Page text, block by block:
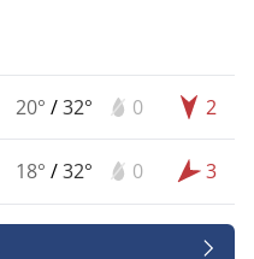
20° /32° 0 2
18° /32° 0 3